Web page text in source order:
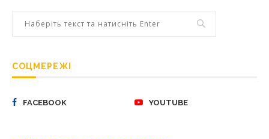
СОЦМЕРЕЖІ
FACEBOOK YOUTUBE